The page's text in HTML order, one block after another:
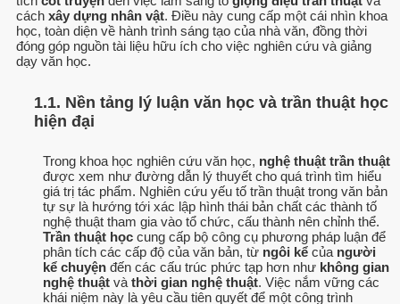
cách xây dựng nhân vật. Điều này cung cấp một cái nhìn khoa
học, toàn diện về hành trình sáng tạo của nhà văn, đồng thời
đóng góp nguồn tài liệu hữu ích cho việc nghiên cứu và giảng
dạy văn học.
1.1. Nền tảng lý luận văn học và trần thuật học
hiện đại
Trong khoa học nghiên cứu văn học, nghệ thuật trần thuật
được xem như đường dẫn lý thuyết cho quá trình tìm hiểu
giá trị tác phẩm. Nghiên cứu yếu tố trần thuật trong văn bản
tự sự là hướng tới xác lập hình thái bản chất các thành tố
nghệ thuật tham gia vào tổ chức, cấu thành nên chỉnh thể.
Trần thuật học cung cấp bộ công cụ phương pháp luận để
phân tích các cấp độ của văn bản, từ ngôi kể của người
kể chuyện đến các cấu trúc phức tạp hơn như không gian
nghệ thuật vàthời gian nghệ thuật. Việc nắm vững các
khái niệm này là yêu cầu tiên quyết để một công trình